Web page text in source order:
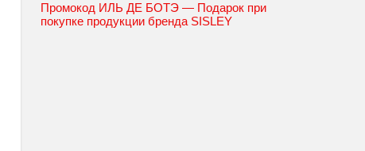
Промокод ИЛЬ ДЕ БОТЭ — Подарок при
покупке продукции бренда SISLEY